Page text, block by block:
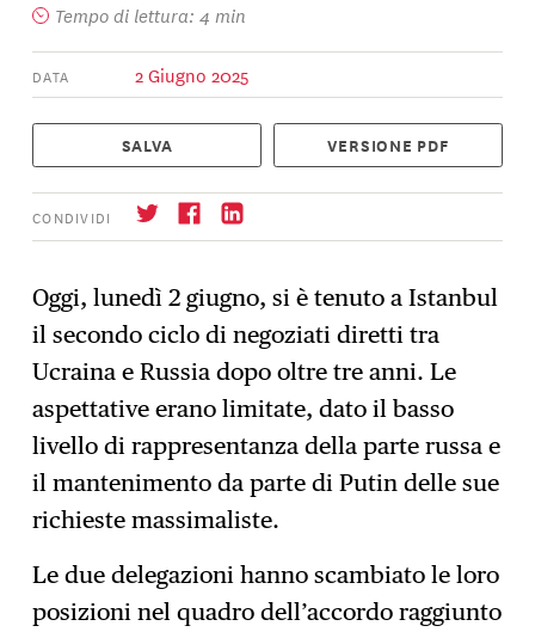
Tempo di lettura: 4 min
DATA 2 Giugno 2025
SALVA VERSIONE PDF
CONDIVIDI
→ Iscrizione
Oggi, lunedì 2 giugno, si è tenuto a Istanbul
il secondo ciclo di negoziati diretti tra
Ucraina e Russia dopo oltre tre anni. Le
aspettative erano limitate, dato il basso
livello di rappresentanza della parte russa e
il mantenimento da parte di Putin delle sue
richieste massimaliste.
Le due delegazioni hanno scambiato le loro
posizioni nel quadro dell’accordo raggiunto